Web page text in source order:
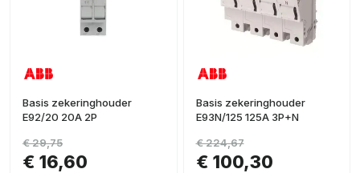
Basis zekeringhouder
E92/20 20A 2P
€ 16,60
€ 29,75
Basis zekeringhouder
E93N/125 125A 3P+N
€ 100,30
€ 224,67